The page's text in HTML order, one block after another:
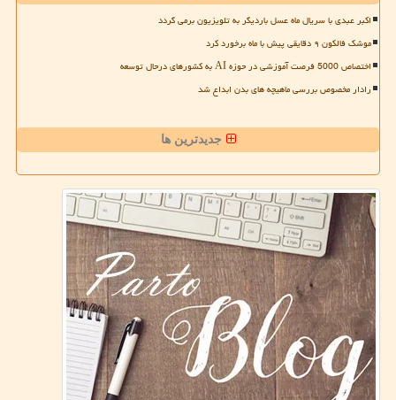
اکبر عبدی با سریال ماه عسل باردیگر به تلویزیون برمی گردد
موشک فالکون ۹ دقایقی پیش با ماه برخورد کرد
اختصاص 5000 فرصت آموزشی در حوزه AI به کشورهای درحال توسعه
رادار مخصوص بررسی ماهیچه های بدن ابداع شد
جدیدترین ها